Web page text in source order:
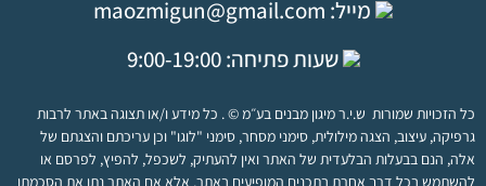
מייל: maozmigun@gmail.com
שעות פתיחה: 9:00-19:00
כל הזכויות שמורות ש.י.ר מיגון מבנים בע״מ © . כל מידע ו/או תצוגה באתר לרבות
גרפיקה, עיצוב, הצגה מילולית, סימני מסחר, סימני "לוגו" וכן עריכתם והצגתם של
אלה, הנם בבעלות הבלעדית של האתר ואין להעתיק, לשכפל, להפיץ, לפרסם או
להשתמש בכל דרך אחרת בתכנים המופיעים באתר, אלא אם האתר נתן את הסכמתו